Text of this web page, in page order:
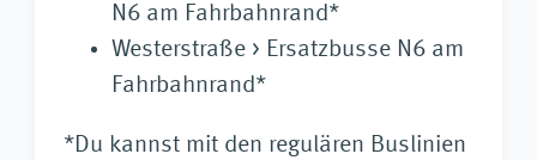
N6 am Fahrbahnrand*
Westerstraße > Ersatzbusse N6 am
Fahrbahnrand*
*Du kannst mit den regulären Buslinien